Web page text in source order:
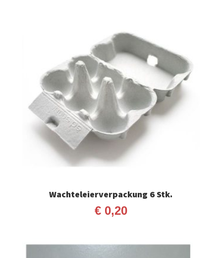
Wachteleierverpackung 6 Stk.
€0,20